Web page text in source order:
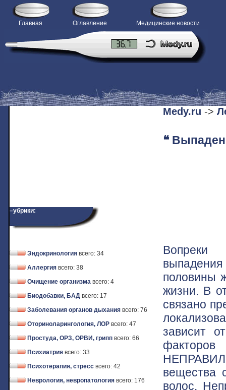
Главная Оглавление Медицинские новости
–убрики:
Эндокринология всего: 34
Аллергия всего: 38
Очищение организма всего: 4
Биодобавки, БАД всего: 17
Заболевания органов дыхания всего: 76
Оториноларингология, ЛОР всего: 47
Простуда, ОРЗ, ОРВИ, грипп всего: 66
Психиатрия всего: 33
Психотерапия, стресс всего: 42
Неврология, невропатология всего: 176
Medy.ru ->
❝
Вопреки
половины
жизни. В
связано
зависит
вещества
волос.